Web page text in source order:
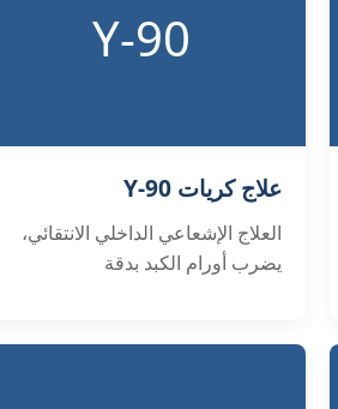
Y-90
علاج كريات Y-90
العلاج الإشعاعي الداخلي الانتقائي،
يضرب أورام الكبد بدقة